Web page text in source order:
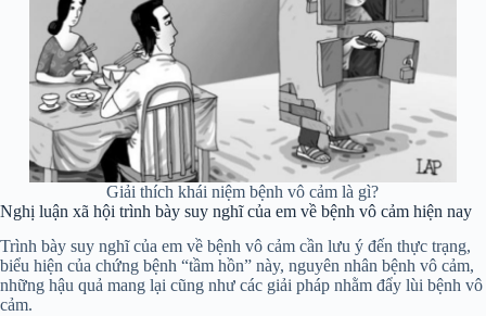
Giải thích khái niệm bệnh vô cảm là gì?
Nghị luận xã hội trình bày suy nghĩ của em về bệnh vô cảm hiện nay
Trình bày suy nghĩ của em về bệnh vô cảm cần lưu ý đến thực trạng,
biểu hiện của chứng bệnh “tầm hồn” này, nguyên nhân bệnh vô cảm,
những hậu quả mang lại cũng như các giải pháp nhằm đẩy lùi bệnh vô
cảm.